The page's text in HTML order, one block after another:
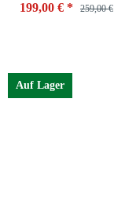
199,00 € * 259,00 €
Auf Lager